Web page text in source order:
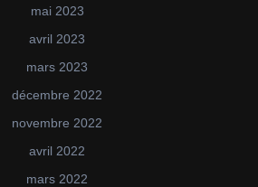
mai 2023
avril 2023
mars 2023
décembre 2022
novembre 2022
avril 2022
mars 2022